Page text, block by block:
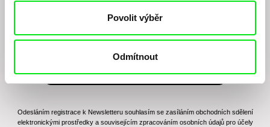
Povolit výběr
Odmítnout
Odesláním registrace k Newsletteru souhlasím se zasíláním obchodních sdělení
elektronickými prostředky a souvisejícím zpracováním osobních údajů pro účely